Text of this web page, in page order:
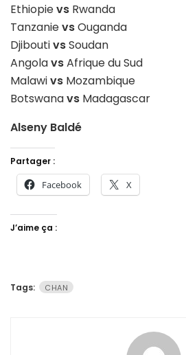
Ethiopievs Rwanda
TanzanievsOuganda
DjiboutivsSoudan
AngolavsAfrique du Sud
Malawivs Mozambique
Botswanavs Madagascar
Alseny Baldé
Partager :
Facebook X
J’aime ça :
Tags: CHAN